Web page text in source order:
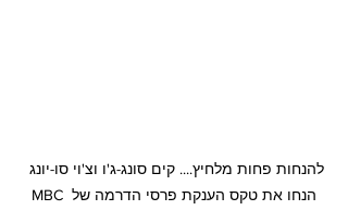
להנחות פחות מלחיץ.... קים סונג-ג'ו וצ'וי סו-יונג
הנחו את טקס הענקת פרסי הדרמה של MBC